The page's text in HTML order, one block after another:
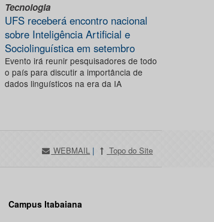
Tecnologia
UFS receberá encontro nacional
sobre Inteligência Artificial e
Sociolinguística em setembro
Evento irá reunir pesquisadores de todo
o país para discutir a importância de
dados linguísticos na era da IA
WEBMAIL | Topo do Site
Campus Itabaiana